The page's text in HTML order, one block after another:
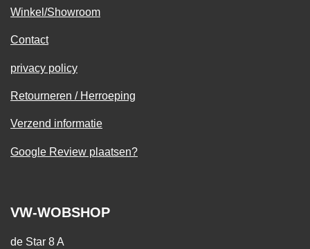
Winkel/Showroom
Contact
privacy policy
Retourneren / Herroeping
Verzend informatie
Google Review plaatsen?
VW-WOBSHOP
de Star 8 A